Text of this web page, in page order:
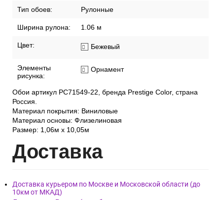
Тип обоев: Рулонные
Ширина рулона: 1.06 м
Цвет: Бежевый
Элементы
рисунка:
Орнамент
Обои артикул PC71549-22, бренда Prestige Color, страна
Россия.
Материал покрытия: Виниловые
Материал основы: Флизелиновая
Размер: 1,06м х 10,05м
Доставка
Доставка курьером по Москве и Московской области (до
10км от МКАД)